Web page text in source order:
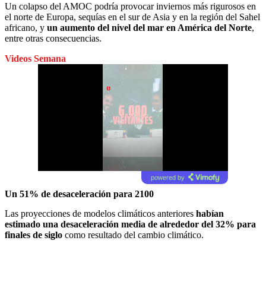
Un colapso del AMOC podría provocar inviernos más rigurosos en
el norte de Europa, sequías en el sur de Asia y en la región del Sahel
africano, y un aumento del nivel del mar en América del Norte,
entre otras consecuencias.
Videos Semana
powered by
Un 51% de desaceleración para 2100
Las proyecciones de modelos climáticos anteriores habían
estimado una desaceleración media de alrededor del 32% para
finales de siglo como resultado del cambio climático.